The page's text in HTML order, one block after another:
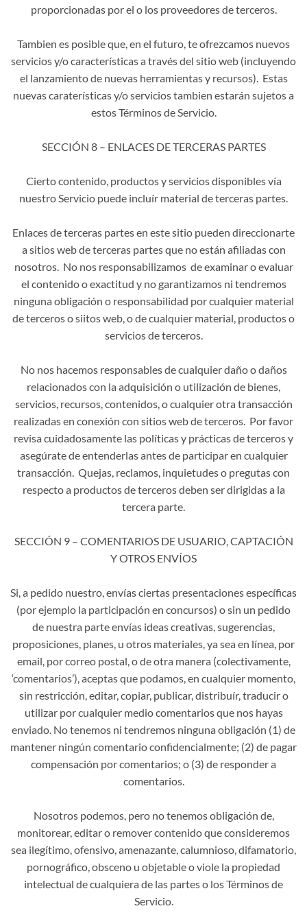
proporcionadas por el o los proveedores de terceros.
Tambien es posible que, en el futuro, te ofrezcamos nuevos
servicios y/o características a través del sitio web (incluyendo
el lanzamiento de nuevas herramientas y recursos). Estas
nuevas caraterísticas y/o servicios tambien estarán sujetos a
estos Términos de Servicio.
SECCIÓN 8 – ENLACES DE TERCERAS PARTES
Cierto contenido, productos y servicios disponibles vía
nuestro Servicio puede incluír material de terceras partes.
Enlaces de terceras partes en este sitio pueden direccionarte
a sitios web de terceras partes que no están afiliadas con
nosotros. No nos responsabilizamos de examinar o evaluar
el contenido o exactitud y no garantizamos ni tendremos
ninguna obligación o responsabilidad por cualquier material
de terceros o siitos web, o de cualquier material, productos o
servicios de terceros.
No nos hacemos responsables de cualquier daño o daños
relacionados con la adquisición o utilización de bienes,
servicios, recursos, contenidos, o cualquier otra transacción
realizadas en conexión con sitios web de terceros. Por favor
revisa cuidadosamente las políticas y prácticas de terceros y
asegúrate de entenderlas antes de participar en cualquier
transacción. Quejas, reclamos, inquietudes o pregutas con
respecto a productos de terceros deben ser dirigidas a la
tercera parte.
SECCIÓN 9 – COMENTARIOS DE USUARIO, CAPTACIÓN
Y OTROS ENVÍOS
Si, a pedido nuestro, envías ciertas presentaciones específicas
(por ejemplo la participación en concursos) o sin un pedido
de nuestra parte envías ideas creativas, sugerencias,
proposiciones, planes, u otros materiales, ya sea en línea, por
email, por correo postal, o de otra manera (colectivamente,
‘comentarios’), aceptas que podamos, en cualquier momento,
sin restricción, editar, copiar, publicar, distribuír, traducir o
utilizar por cualquier medio comentarios que nos hayas
enviado. No tenemos ni tendremos ninguna obligación (1) de
mantener ningún comentario confidencialmente; (2) de pagar
compensación por comentarios; o (3) de responder a
comentarios.
Nosotros podemos, pero no tenemos obligación de,
monitorear, editar o remover contenido que consideremos
sea ilegítimo, ofensivo, amenazante, calumnioso, difamatorio,
pornográfico, obsceno u objetable o viole la propiedad
intelectual de cualquiera de las partes o los Términos de
Servicio.